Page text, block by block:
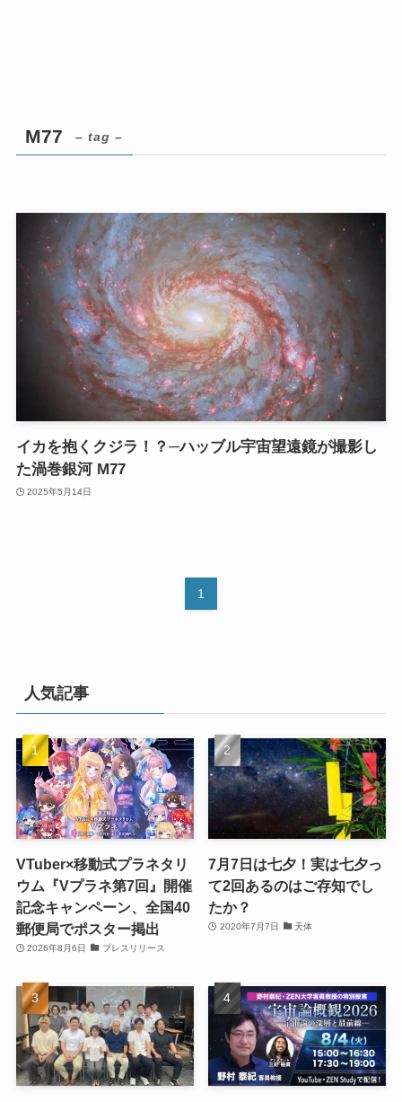
M77 – tag –
イカを抱くクジラ！？─ハッブル宇宙望遠鏡が撮影し
た渦巻銀河 M77
2025年5月14日
1
人気記事
VTuber×移動式プラネタリ
ウム『Vプラネ第7回』開催
記念キャンペーン、全国40
郵便局でポスター掲出
2026年8月6日 プレスリリース
7月7日は七夕！実は七夕っ
て2回あるのはご存知でし
たか？
2020年7月7日 天体